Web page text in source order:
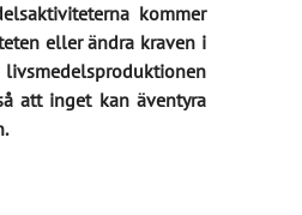
kommer
eller ändra kraven i
att inget kan äventyra